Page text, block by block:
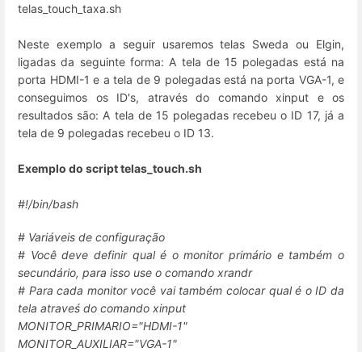
telas_touch_taxa.sh
Neste exemplo a seguir usaremos telas Sweda ou Elgin,
ligadas da seguinte forma: A tela de 15 polegadas está na
porta HDMI-1 e a tela de 9 polegadas está na porta VGA-1, e
conseguimos os ID's, através do comando xinput e os
resultados são: A tela de 15 polegadas recebeu o ID 17, já a
tela de 9 polegadas recebeu o ID 13.
Exemplo do script telas_touch.sh
#!/bin/bash
# Variáveis de configuração
# Você deve definir qual é o monitor primário e também o
secundário, para isso use o comando xrandr
# Para cada monitor você vai também colocar qual é o ID da
tela atraveś do comando xinput
MONITOR_PRIMARIO="HDMI-1"
MONITOR_AUXILIAR="VGA-1"